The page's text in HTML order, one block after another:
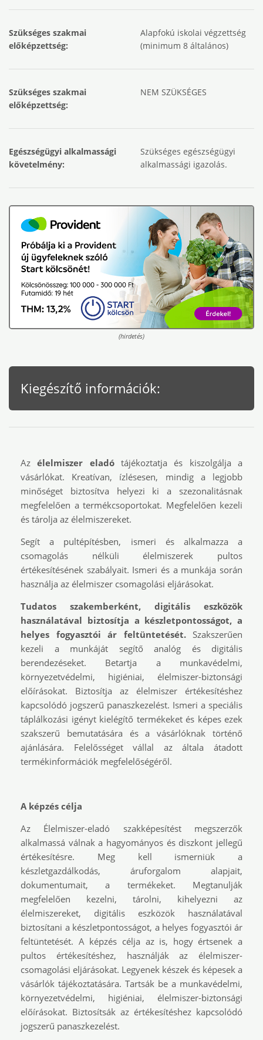
Szükséges szakmai
előképzettség:
Alapfokú iskolai végzettség
(minimum 8 általános)
Szükséges szakmai
előképzettség:
NEM SZÜKSÉGES
Egészségügyi alkalmassági
követelmény:
Szükséges egészségügyi
alkalmassági igazolás.
(hirdetés)
Kiegészítő információk:
Azélelmiszer eladótájékoztatja és kiszolgálja a
vásárlókat. Kreatívan, ízlésesen, mindig a legjobb
minőséget biztosítva helyezi ki a szezonalitásnak
megfelelően a termékcsoportokat. Megfelelően kezeli
és tárolja az élelmiszereket.
Segít a pultépítésben, ismeri és alkalmazza a
csomagolás nélküli élelmiszerek pultos
értékesítésének szabályait. Ismeri és a munkája során
használja az élelmiszer csomagolási eljárásokat.
Tudatos szakemberként, digitális eszközök
használatával biztosítja a készletpontosságot, a
helyes fogyasztói ár feltüntetését.Szakszerűen
kezeli a munkáját segítő analóg és digitális
berendezéseket. Betartja a munkavédelmi,
környezetvédelmi, higiéniai, élelmiszer-biztonsági
előírásokat. Biztosítja az élelmiszer értékesítéshez
kapcsolódó jogszerű panaszkezelést. Ismeri a speciális
táplálkozási igényt kielégítő termékeket és képes ezek
szakszerű bemutatására és a vásárlóknak történő
ajánlására. Felelősséget vállal az általa átadott
termékinformációk megfelelőségéről.
A képzés célja
Az Élelmiszer-eladó szakképesítést megszerzők
alkalmassá válnak a hagyományos és diszkont jellegű
értékesítésre. Meg kell ismerniük a
készletgazdálkodás, áruforgalom alapjait,
dokumentumait, a termékeket. Megtanulják
megfelelően kezelni, tárolni, kihelyezni az
élelmiszereket, digitális eszközök használatával
biztosítani a készletpontosságot, a helyes fogyasztói ár
feltüntetését. A képzés célja az is, hogy értsenek a
pultos értékesítéshez, használják az élelmiszer-
csomagolási eljárásokat. Legyenek készek és képesek a
vásárlók tájékoztatására. Tartsák be a munkavédelmi,
környezetvédelmi, higiéniai, élelmiszer-biztonsági
előírásokat. Biztosítsák az értékesítéshez kapcsolódó
jogszerű panaszkezelést.